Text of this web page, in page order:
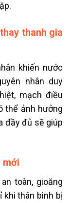
thanh gia
khiến nước
nhân duy
mạch điều
thể ảnh hưởng
đầy đủ sẽ giúp
mới
toàn, gioăng
khi thân bình bị